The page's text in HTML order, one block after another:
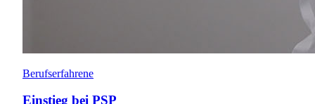
Berufserfahrene
Einstieg bei PSP